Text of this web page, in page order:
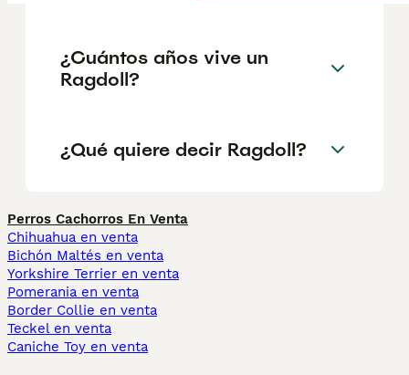
¿Cuántos años vive un
Ragdoll?
¿Qué quiere decir Ragdoll?
Perros Cachorros En Venta
Chihuahua en venta
Bichón Maltés en venta
Yorkshire Terrier en venta
Pomerania en venta
Border Collie en venta
Teckel en venta
Caniche Toy en venta